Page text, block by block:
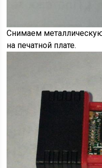
Снимаем
на печатной плате.